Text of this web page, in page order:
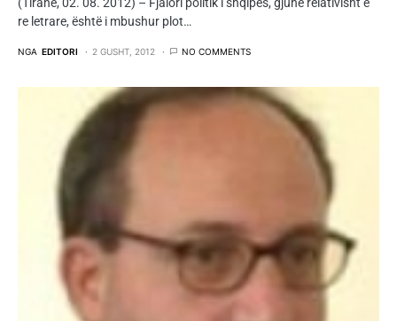
(Tiranë, 02. 08. 2012) – Fjalori politik i shqipes, gjuhë relativisht e
re letrare, është i mbushur plot…
NGA EDITORI 2 GUSHT, 2012 NO COMMENTS